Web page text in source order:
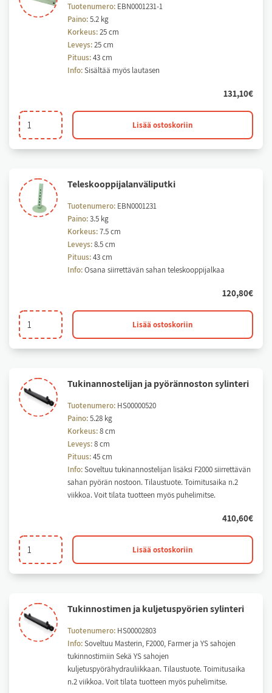
Tuotenumero: EBN0001231-1
Paino:5.2 kg
Korkeus:25 cm
Leveys:25 cm
Pituus:43 cm
Info:Sisältää myös lautasen
131,10€
Teleskooppijalan
säätöputki
Lisää ostoskoriin
Te­les­koop­pi­ja­lan­vä­li­put­ki
Tuotenumero: EBN0001231
Paino:3.5 kg
Korkeus:7.5 cm
Leveys:8.5 cm
Pituus:43 cm
Info:Osana siirrettävän sahan teleskooppijalkaa
120,80€
Teleskooppijalanväliputki
määrä
Lisää ostoskoriin
Tu­ki­nan­nos­te­li­jan ja pyö­rän­nos­ton sy­lin­te­ri
Tuotenumero: HS00000520
Paino:5.28 kg
Korkeus:8 cm
Leveys:8 cm
Pituus:45 cm
Info:Soveltuu tukinannostelijan lisäksi F2000 siirrettävän
sahan pyörän nostoon. Tilaustuote. Toimitusaika n.2
viikkoa. Voit tilata tuotteen myös puhelimitse.
410,60€
Tukinannostelijan
ja
Lisää ostoskoriin
Tu­kin­nos­ti­men ja kul­je­tus­pyö­rien sy­lin­te­ri
Tuotenumero: HS00002803
Info:Soveltuu Masterin, F2000, Farmer ja YS sahojen
tukinnostimiin Sekä YS sahojen
kuljetuspyörähydrauliikkaan. Tilaustuote. Toimitusaika
n.2 viikkoa. Voit tilata tuotteen myös puhelimitse.